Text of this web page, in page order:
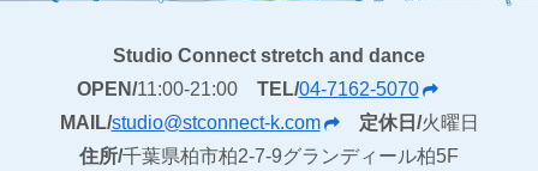
Studio Connect stretch and dance
OPEN/11:00-21:00 TEL/04-7162-5070
MAIL/studio@stconnect-k.com 定休日/火曜日
住所/千葉県柏市柏2-7-9グランディール柏5F